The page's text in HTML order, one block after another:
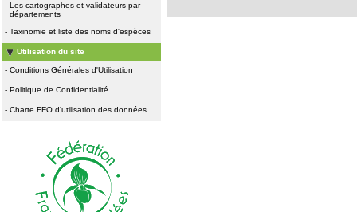
- Les cartographes et validateurs par
départements
- Taxinomie et liste des noms d'espèces
Utilisation du site
- Conditions Générales d'Utilisation
- Politique de Confidentialité
- Charte FFO d'utilisation des données.